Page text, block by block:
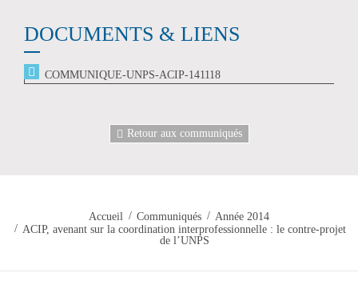
DOCUMENTS & LIENS
COMMUNIQUE-UNPS-ACIP-141118
Retour aux communiqués
Accueil Communiqués
Année 2014
ACIP, avenant sur la coordination interprofessionnelle : le contre-projet
de l’UNPS